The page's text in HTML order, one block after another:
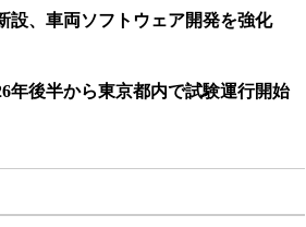
設、車両ソフトウェア開発を強化
年後半から東京都内で試験運行開始